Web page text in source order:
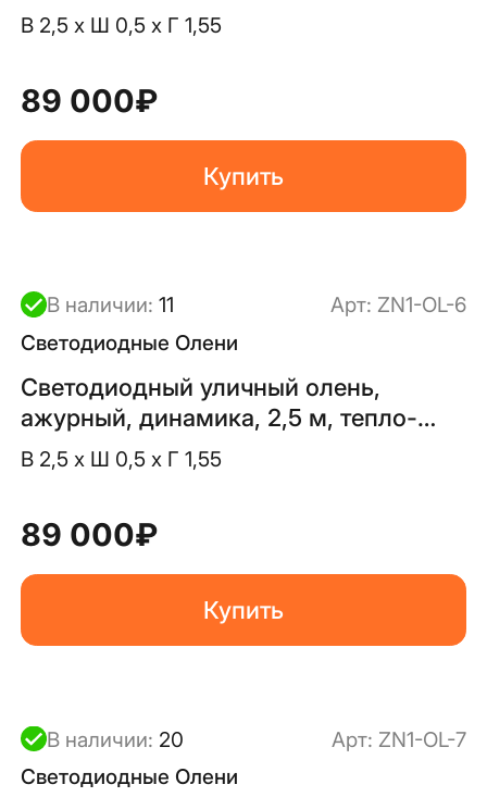
В 2,5 x Ш 0,5 x Г 1,55
89 000₽
Купить
В наличии: 11 Арт: ZN1-OL-6
Светодиодные Олени
Светодиодный уличный олень,
ажурный, динамика, 2,5 м, тепло-
белый
В 2,5 x Ш 0,5 x Г 1,55
89 000₽
Купить
В наличии: 20 Арт: ZN1-OL-7
Светодиодные Олени